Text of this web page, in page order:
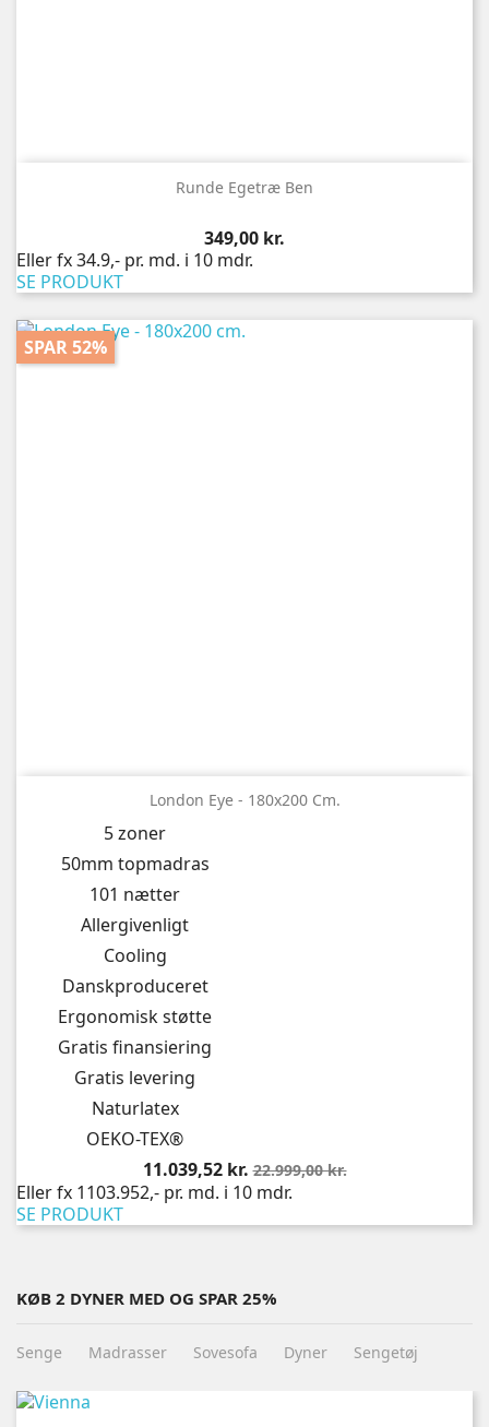
Runde Egetræ Ben
Pris
349,00 kr.
Eller fx 34.9,- pr. md. i 10 mdr.
SE PRODUKT
London Eye - 180x200 Cm.
5 zoner
50mm topmadras
101 nætter
Allergivenligt
Cooling
Danskproduceret
Ergonomisk støtte
Gratis finansiering
Gratis levering
Naturlatex
OEKO-TEX®
Pris
11.039,52 kr.Normalpris
22.999,00 kr.
Eller fx 1103.952,- pr. md. i 10 mdr.
SE PRODUKT
SPAR 52%
KØB 2 DYNER MED OG SPAR 25%
Senge Madrasser Sovesofa Dyner Sengetøj